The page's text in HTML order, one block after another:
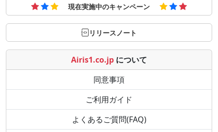
現在実施中のキャンペーン
リリースノート
Airis1.co.jp について
同意事項
ご利用ガイド
よくあるご質問(FAQ)